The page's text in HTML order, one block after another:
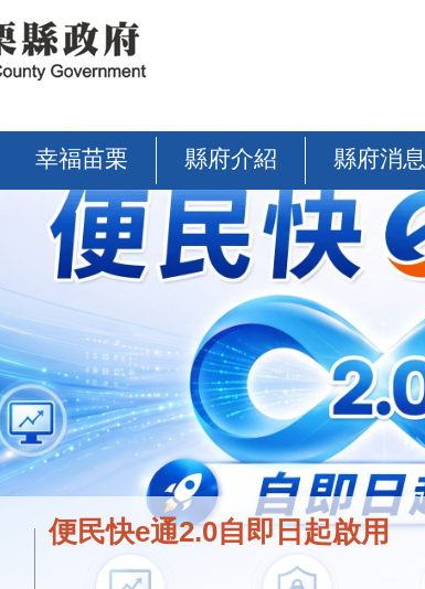
幸福苗栗 縣府介紹 縣府消息
便民快e通2.0自即日起啟用